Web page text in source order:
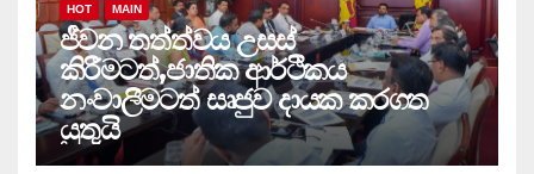
HOT MAIN
ජීවන තත්ත්වය උසස්
කිරීමටත්,ජාතික ආර්ථිකය
නංවාලීමටත් සෘජුව දායක කරගත
යුතුයි